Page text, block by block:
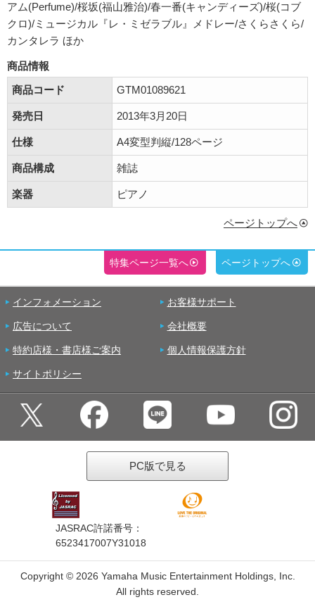
アム(Perfume)/桜坂(福山雅治)/春一番(キャンディーズ)/桜(コブ
クロ)/ミュージカル『レ・ミゼラブル』メドレー/さくらさくら/
カンタレラ ほか
商品情報
商品コード
GTM01089621
発売日 2013年3月20日
仕様 A4変型判縦/128ページ
商品構成 雑誌
楽器 ピアノ
ページトップへ
特集ページ一覧へ ページトップへ
インフォメーション お客様サポート
広告について 会社概要
特約店様・書店様ご案内 個人情報保護方針
サイトポリシー
PC版で見る
JASRAC許諾番号：
6523417007Y31018
Copyright © 2026 Yamaha Music Entertainment Holdings, Inc.
All rights reserved.